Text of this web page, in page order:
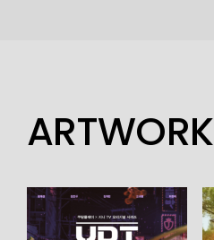
ARTWORK